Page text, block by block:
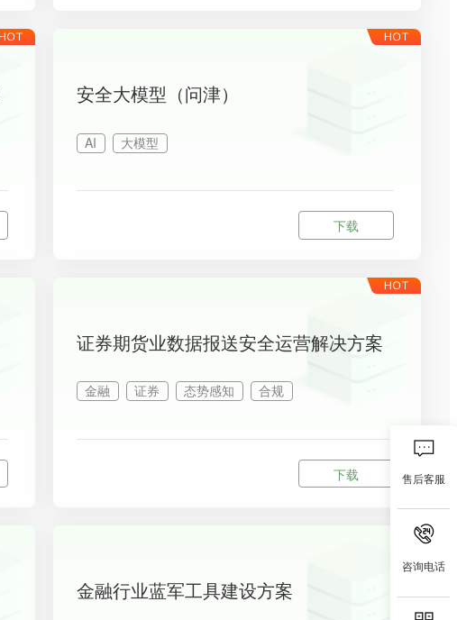
售后客服
咨询电话
安全大模型（问津）
AI 大模型
下载
证券期货业数据报送安全运营解决方案
金融 证券 态势感知 合规
下载
金融行业蓝军工具建设方案